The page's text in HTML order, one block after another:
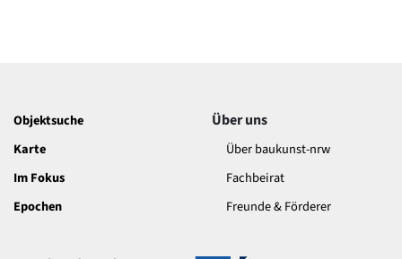
Objektsuche
Karte
Im Fokus
Epochen
Über uns
Über baukunst-nrw
Fachbeirat
Freunde & Förderer